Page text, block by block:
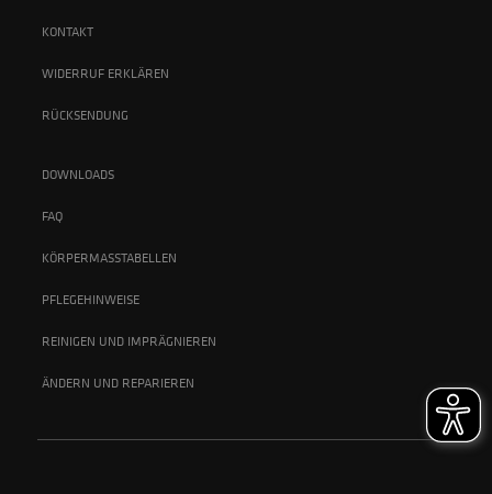
KONTAKT
WIDERRUF ERKLÄREN
RÜCKSENDUNG
DOWNLOADS
FAQ
KÖRPERMASSTABELLEN
PFLEGEHINWEISE
REINIGEN UND IMPRÄGNIEREN
ÄNDERN UND REPARIEREN